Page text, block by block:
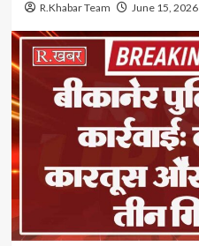
R.Khabar Team June 15, 2026